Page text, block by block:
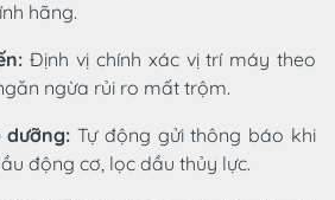
hãng.
Định vị chính xác vị trí máy theo
ngừa rủi ro mất trộm.
dưỡng: Tự động gửi thông báo khi
động cơ, lọc dầu thủy lực.